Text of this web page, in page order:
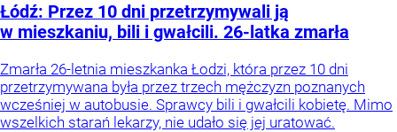
Łódź: Przez 10 dni przetrzymywali ją
w mieszkaniu, bili i gwałcili. 26-latka zmarła
Zmarła 26-letnia mieszkanka Łodzi, która przez 10 dni
przetrzymywana była przez trzech mężczyzn poznanych
wcześniej w autobusie. Sprawcy bili i gwałcili kobietę. Mimo
wszelkich starań lekarzy, nie udało się jej uratować.